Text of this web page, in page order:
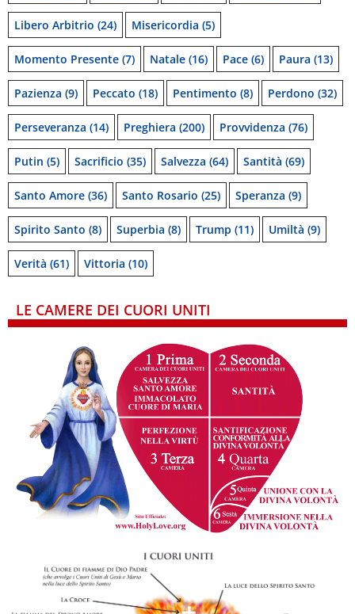
Libero Arbitrio (24) Misericordia (5)
Momento Presente (7) Natale (16) Pace (6) Paura (13)
Pazienza (9) Peccato (18) Pentimento (8) Perdono (32)
Perseveranza (14) Preghiera (200) Provvidenza (76)
Putin (5) Sacrificio (35) Salvezza (64) Santità (69)
Santo Amore (36) Santo Rosario (25) Speranza (9)
Spirito Santo (8) Superbia (8) Trump (11) Umiltà (9)
Verità (61) Vittoria (10)
LE CAMERE DEI CUORI UNITI